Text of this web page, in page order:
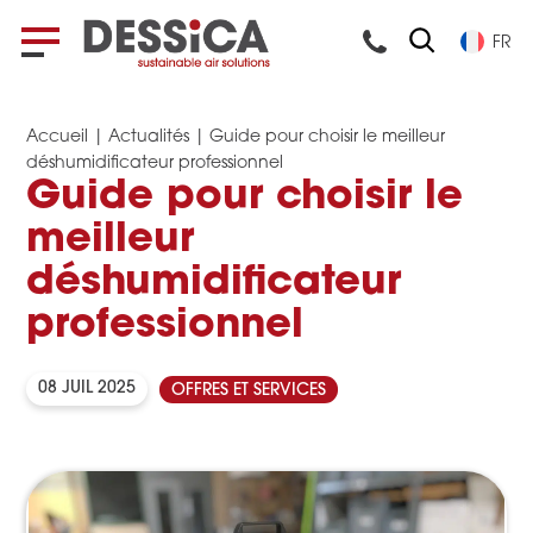
FR
Accueil |Actualités |Guide pour choisir le meilleur
déshumidificateur professionnel
Guide pour choisir le
meilleur
déshumidificateur
professionnel
08 JUIL 2025 OFFRES ET SERVICES